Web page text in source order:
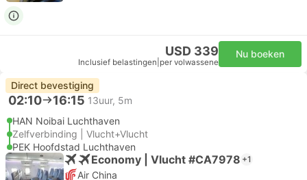
USD 339
Inclusief belastingen per volwassene
Nu boeken
Direct bevestiging
02:10 16:15 13uur, 5m
HAN Noibai Luchthaven
Zelfverbinding | Vlucht+Vlucht
PEK Hoofdstad Luchthaven
Economy | Vlucht #CA7978 +1
Air China